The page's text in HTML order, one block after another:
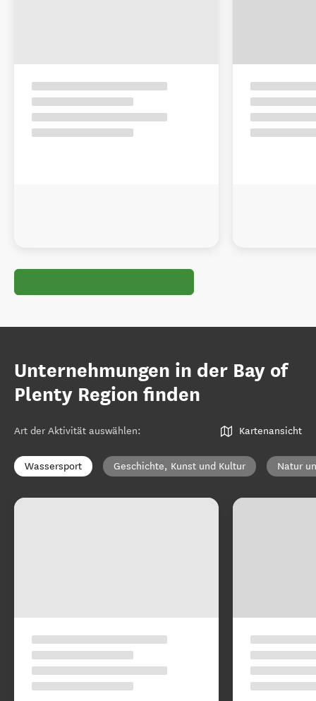
Unternehmungen in der Bay of
Plenty Region finden
Art der Aktivität auswählen: Kartenansicht
Wassersport Geschichte, Kunst und Kultur Natur